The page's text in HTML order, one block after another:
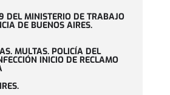
DEL MINISTERIO DE TRABAJO
DE BUENOS AIRES.
MULTAS. POLICÍA DEL
INICIO DE RECLAMO